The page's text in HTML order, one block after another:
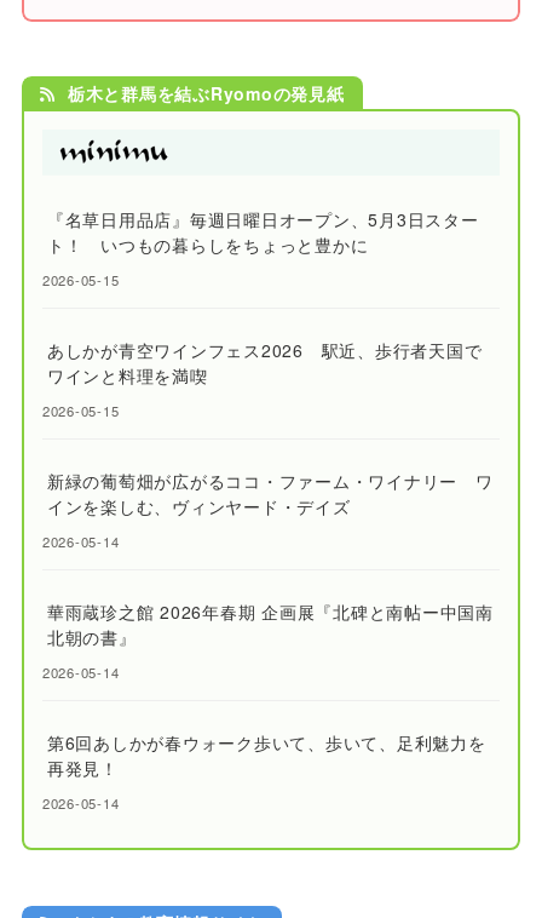
栃木と群馬を結ぶRyomoの発見紙
『名草日用品店』毎週日曜日オープン、5月3日スター
ト！ いつもの暮らしをちょっと豊かに
2026-05-15
あしかが青空ワインフェス2026 駅近、歩行者天国で
ワインと料理を満喫
2026-05-15
新緑の葡萄畑が広がるココ・ファーム・ワイナリー ワ
インを楽しむ、ヴィンヤード・デイズ
2026-05-14
華雨蔵珍之館 2026年春期 企画展『北碑と南帖ー中国南
北朝の書』
2026-05-14
第6回あしかが春ウォーク歩いて、歩いて、足利魅力を
再発見！
2026-05-14